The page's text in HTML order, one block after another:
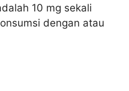
10 mg sekali
dengan atau